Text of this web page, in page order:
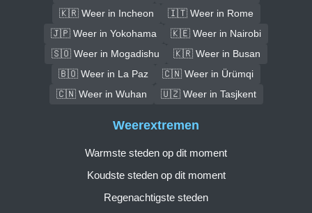
🇰🇷 Weer in Incheon
🇮🇹 Weer in Rome
🇯🇵 Weer in Yokohama
🇰🇪 Weer in Nairobi
🇸🇴 Weer in Mogadishu
🇰🇷 Weer in Busan
🇧🇴 Weer in La Paz
🇨🇳 Weer in Ürümqi
🇨🇳 Weer in Wuhan
🇺🇿 Weer in Tasjkent
Weerextremen
Warmste steden op dit moment
Koudste steden op dit moment
Regenachtigste steden